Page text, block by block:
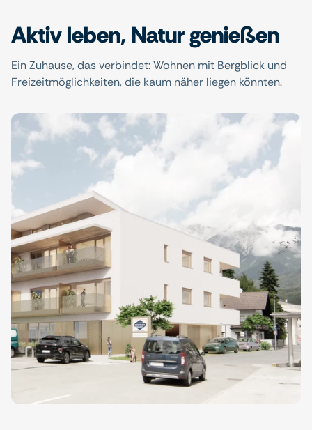
Aktiv leben, Natur genießen
Ein Zuhause, das verbindet: Wohnen mit Bergblick und
Freizeitmöglichkeiten, die kaum näher liegen könnten.